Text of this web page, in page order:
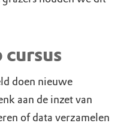
doen nieuwe
aan de inzet van
of data verzamelen